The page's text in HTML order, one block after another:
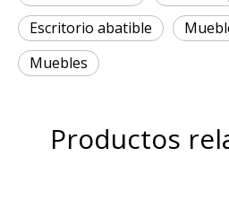
Escritorio abatible
Muebles
Productos